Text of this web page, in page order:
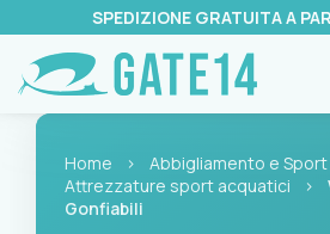
SPEDIZIONE GRATUITA A
Home › Abbigliamento e
Attrezzature sport acquatici
›
Gonfiabili